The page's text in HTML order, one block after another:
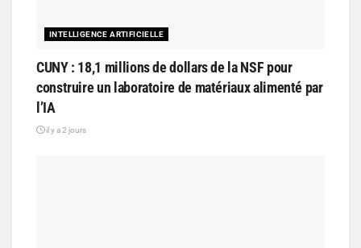
INTELLIGENCE ARTIFICIELLE
CUNY : 18,1 millions de dollars de la NSF pour
construire un laboratoire de matériaux alimenté par
l’IA
il y a 2 jours